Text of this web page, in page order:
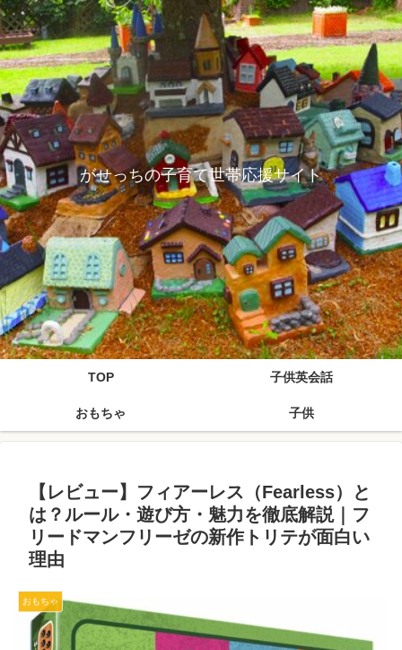
がせっちの子育て世帯応援サイト
TOP 子供英会話
おもちゃ 子供
【レビュー】フィアーレス（Fearless）と
は？ルール・遊び方・魅力を徹底解説｜フ
リードマンフリーゼの新作トリテが面白い
理由
おもちゃ